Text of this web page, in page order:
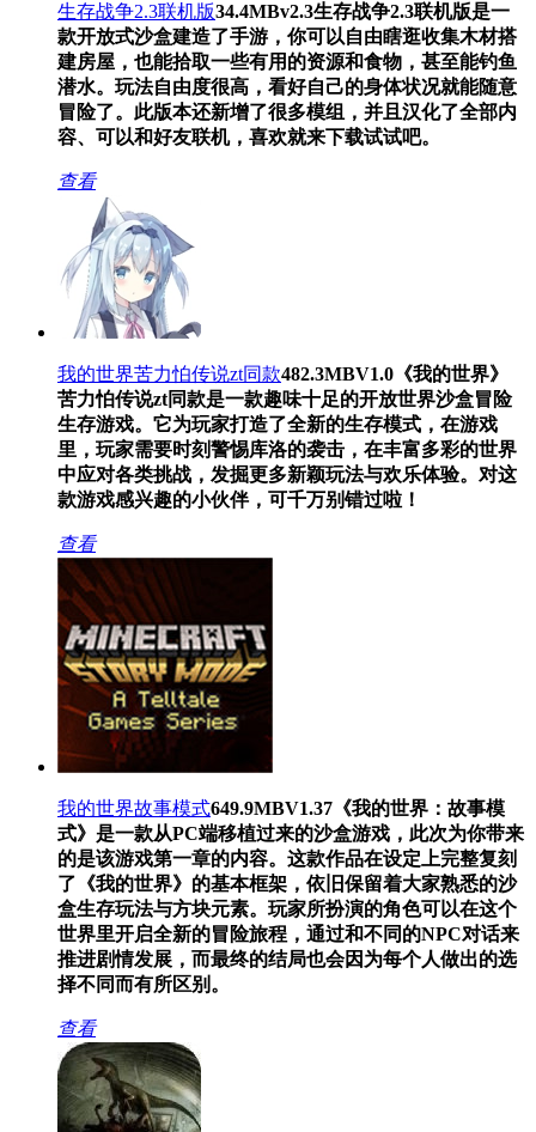
生存战争2.3联机版34.4MBv2.3生存战争2.3联机版是一
款开放式沙盒建造了手游，你可以自由瞎逛收集木材搭
建房屋，也能拾取一些有用的资源和食物，甚至能钓鱼
潜水。玩法自由度很高，看好自己的身体状况就能随意
冒险了。此版本还新增了很多模组，并且汉化了全部内
容、可以和好友联机，喜欢就来下载试试吧。
查看
我的世界苦力怕传说zt同款482.3MBV1.0 《我的世界》
苦力怕传说zt同款是一款趣味十足的开放世界沙盒冒险
生存游戏。它为玩家打造了全新的生存模式，在游戏
里，玩家需要时刻警惕库洛的袭击，在丰富多彩的世界
中应对各类挑战，发掘更多新颖玩法与欢乐体验。对这
款游戏感兴趣的小伙伴，可千万别错过啦！
查看
我的世界故事模式649.9MBV1.37 《我的世界：故事模
式》是一款从PC端移植过来的沙盒游戏，此次为你带来
的是该游戏第一章的内容。这款作品在设定上完整复刻
了《我的世界》的基本框架，依旧保留着大家熟悉的沙
盒生存玩法与方块元素。玩家所扮演的角色可以在这个
世界里开启全新的冒险旅程，通过和不同的NPC对话来
推进剧情发展，而最终的结局也会因为每个人做出的选
择不同而有所区别。
查看